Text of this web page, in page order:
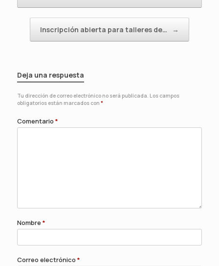
Inscripción abierta para talleres de… →
Deja una respuesta
Tu dirección de correo electrónico no será publicada. Los campos
obligatorios están marcados con *
Comentario *
Nombre *
Correo electrónico *